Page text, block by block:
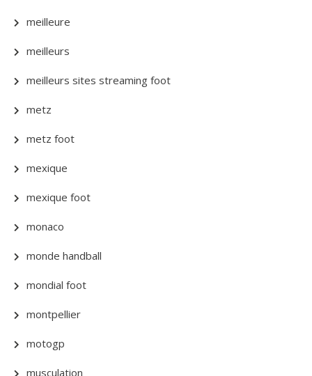
meilleure
meilleurs
meilleurs sites streaming foot
metz
metz foot
mexique
mexique foot
monaco
monde handball
mondial foot
montpellier
motogp
musculation